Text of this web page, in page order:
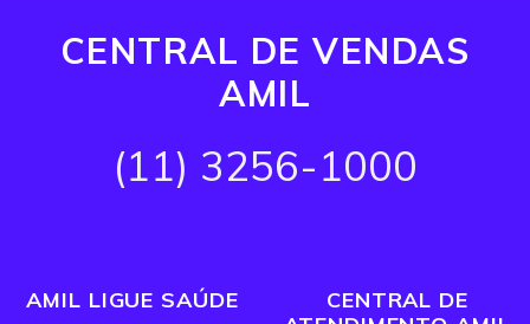
CENTRAL DE VENDAS
AMIL
(11) 3256-1000
AMIL LIGUE SAÚDE
CENTRAL DE